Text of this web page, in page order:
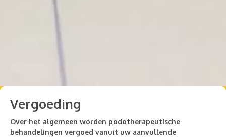
Vergoeding
Over het algemeen worden podotherapeutische
behandelingen vergoed vanuit uw aanvullende